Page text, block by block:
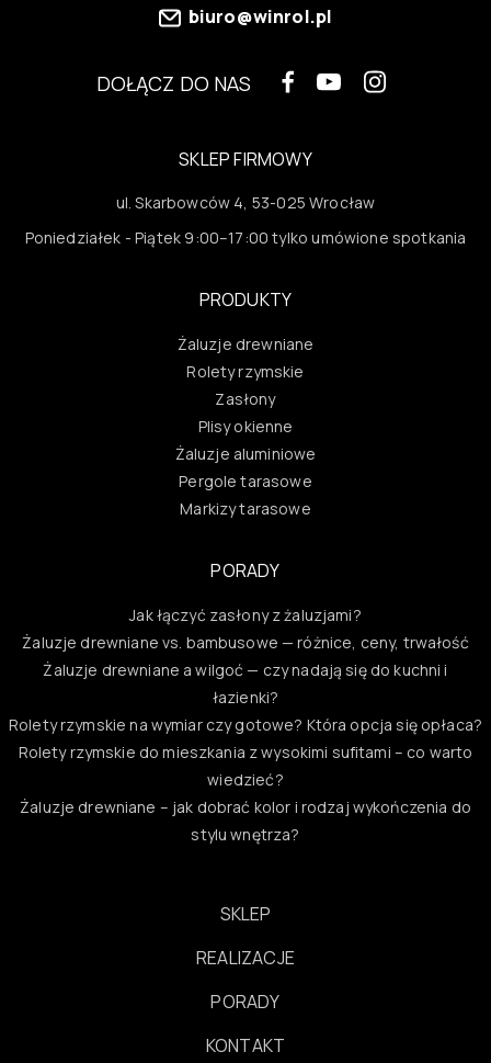
biuro@winrol.pl
DOŁĄCZ DO NAS
SKLEP FIRMOWY
ul. Skarbowców 4, 53-025 Wrocław
Poniedziałek - Piątek 9:00–17:00 tylko umówione spotkania
PRODUKTY
Żaluzje drewniane
Rolety rzymskie
Zasłony
Plisy okienne
Żaluzje aluminiowe
Pergole tarasowe
Markizy tarasowe
PORADY
Jak łączyć zasłony z żaluzjami?
Żaluzje drewniane vs. bambusowe — różnice, ceny, trwałość
Żaluzje drewniane a wilgoć — czy nadają się do kuchni i
łazienki?
Rolety rzymskie na wymiar czy gotowe? Która opcja się opłaca?
Rolety rzymskie do mieszkania z wysokimi sufitami – co warto
wiedzieć?
Żaluzje drewniane – jak dobrać kolor i rodzaj wykończenia do
stylu wnętrza?
SKLEP
REALIZACJE
PORADY
KONTAKT